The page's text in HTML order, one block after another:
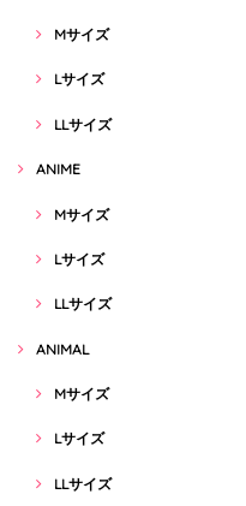
Mサイズ
Lサイズ
LLサイズ
ANIME
Mサイズ
Lサイズ
LLサイズ
ANIMAL
Mサイズ
Lサイズ
LLサイズ